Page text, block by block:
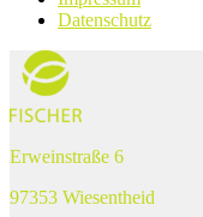
Datenschutz
Erweinstraße 6
97353 Wiesentheid